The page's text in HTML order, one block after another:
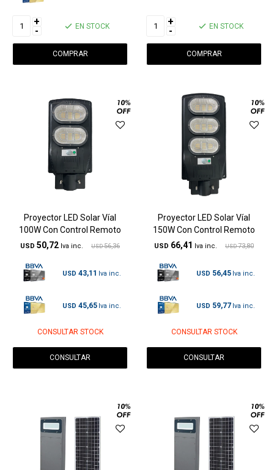
+
- EN STOCK +
- EN STOCK
Proyector LED Solar Víal
100W Con Control Remoto
USD 50,72 USD 56,36
USD 43,11
USD 45,65
CONSULTAR STOCK
CONSULTAR
Proyector LED Solar Víal
150W Con Control Remoto
USD 66,41 USD 73,80
USD 56,45
USD 59,77
CONSULTAR STOCK
CONSULTAR